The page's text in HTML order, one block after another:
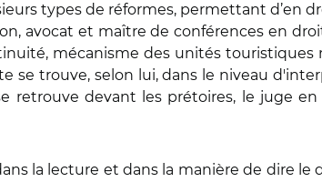
types de réformes, permettant d’en
avocat et maître de conférences en
mécanisme des unités touristiques
se trouve, selon lui, dans le niveau
retrouve devant les prétoires, le juge
la lecture et dans la manière de dire le